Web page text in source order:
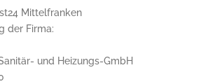
Mittelfranken
der Firma:
und Heizungs-GmbH